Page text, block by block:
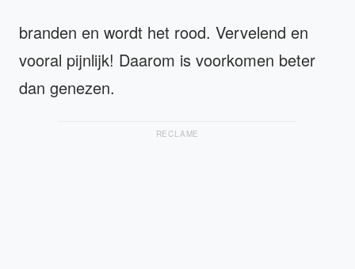
branden en wordt het rood. Vervelend en
vooral pijnlijk! Daarom is voorkomen beter
dan genezen.
RECLAME